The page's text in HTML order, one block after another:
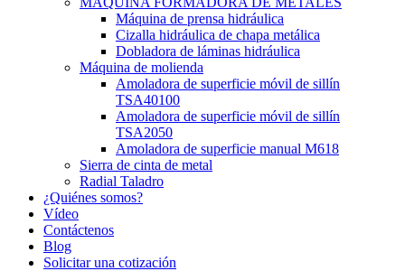
Máquina de prensa hidráulica
Cizalla hidráulica de chapa metálica
Dobladora de láminas hidráulica
Máquina de molienda
Amoladora de superficie móvil de sillín
TSA40100
Amoladora de superficie móvil de sillín
TSA2050
Amoladora de superficie manual M618
Sierra de cinta de metal
Radial Taladro
¿Quiénes somos?
Vídeo
Contáctenos
Blog
Solicitar una cotización